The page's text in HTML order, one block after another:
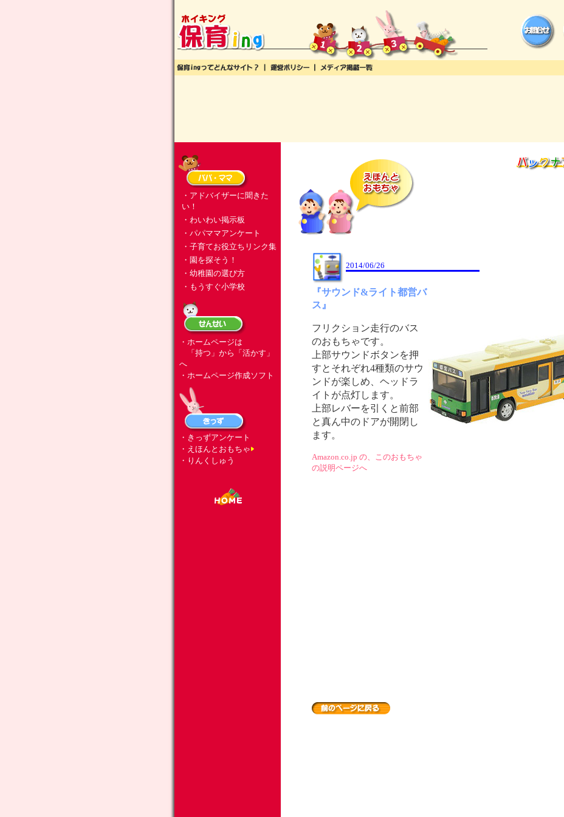
・アドバイザーに聞きた
い！
・わいわい掲示板
・パパママアンケート
・子育てお役立ちリンク集
・園を探そう！
・幼稚園の選び方
・もうすぐ小学校
・ホームページは
「持つ」から「活かす」
へ
・ホームページ作成ソフト
・きっずアンケート
・えほんとおもちゃ
・りんくしゅう
2014/06/26
『サウンド&ライト都営バ
ス』
フリクション走行のバス
のおもちゃです。
上部サウンドボタンを押
すとそれぞれ4種類のサウ
ンドが楽しめ、ヘッドラ
イトが点灯します。
上部レバーを引くと前部
と真ん中のドアが開閉し
ます。
Amazon.co.jp の、このおもちゃ
の説明ページへ